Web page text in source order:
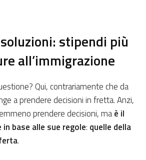
stipendi più
all’immigrazione
Qui, contrariamente che da
a prendere decisioni in fretta. Anzi,
prendere decisioni, maè il
base alle sue regole: quelle della
.